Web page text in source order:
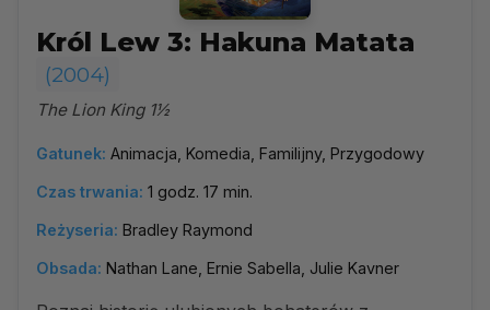
Król Lew 3: Hakuna Matata
(2004)
The Lion King 1½
Gatunek: Animacja, Komedia, Familijny, Przygodowy
Czas trwania: 1 godz. 17 min.
Reżyseria: Bradley Raymond
Obsada: Nathan Lane, Ernie Sabella, Julie Kavner